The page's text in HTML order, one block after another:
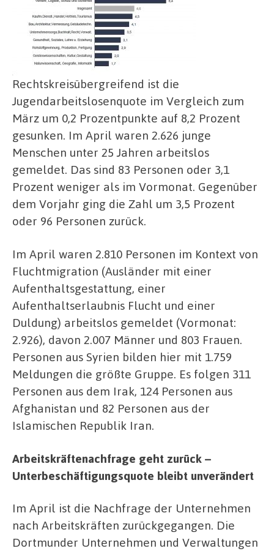
Rechtskreisübergreifend ist die
Jugendarbeitslosenquote im Vergleich zum
März um 0,2 Prozentpunkte auf 8,2 Prozent
gesunken. Im April waren 2.626 junge
Menschen unter 25 Jahren arbeitslos
gemeldet. Das sind 83 Personen oder 3,1
Prozent weniger als im Vormonat. Gegenüber
dem Vorjahr ging die Zahl um 3,5 Prozent
oder 96 Personen zurück.
Im April waren 2.810 Personen im Kontext von
Fluchtmigration (Ausländer mit einer
Aufenthaltsgestattung, einer
Aufenthaltserlaubnis Flucht und einer
Duldung) arbeitslos gemeldet (Vormonat:
2.926), davon 2.007 Männer und 803 Frauen.
Personen aus Syrien bilden hier mit 1.759
Meldungen die größte Gruppe. Es folgen 311
Personen aus dem Irak, 124 Personen aus
Afghanistan und 82 Personen aus der
Islamischen Republik Iran.
Arbeitskräftenachfrage geht zurück –
Unterbeschäftigungsquote bleibt unverändert
Im April ist die Nachfrage der Unternehmen
nach Arbeitskräften zurückgegangen. Die
Dortmunder Unternehmen und Verwaltungen